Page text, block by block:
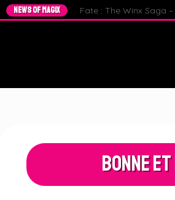
NEWS OF MAGIX Fate : The Winx Saga
Bonne et